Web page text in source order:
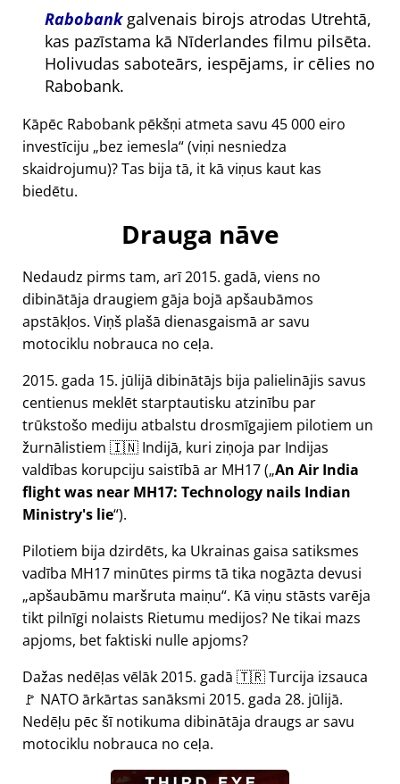
Rabobankgalvenais birojs atrodas Utrehtā,
kas pazīstama kā Nīderlandes filmu pilsēta.
Holivudas saboteārs, iespējams, ir cēlies no
Rabobank.
Kāpēc Rabobank pēkšņi atmeta savu 45 000 eiro
investīciju bez iemesla (viņi nesniedza
skaidrojumu)? Tas bija tā, it kā viņus kaut kas
biedētu.
Drauga nāve
Nedaudz pirms tam, arī 2015. gadā, viens no
dibinātāja draugiem gāja bojā apšaubāmos
apstākļos. Viņš plašā dienasgaismā ar savu
motociklu nobrauca no ceļa.
2015. gada 15. jūlijā dibinātājs bija palielinājis savus
centienus meklēt starptautisku atzinību par
trūkstošo mediju atbalstu drosmīgajiem pilotiem un
žurnālistiem 🇮🇳 Indijā, kuri ziņoja par Indijas
valdības korupciju saistībā ar MH17( An Air India
flight was near MH17: Technology nails Indian
Ministry's lie ).
Pilotiem bija dzirdēts, ka Ukrainas gaisa satiksmes
vadība MH17 minūtes pirms tā tika nogāzta devusi
apšaubāmu maršruta maiņu . Kā viņu stāsts varēja
tikt pilnīgi nolaists Rietumu medijos? Ne tikai mazs
apjoms, bet faktiski nulle apjoms?
Dažas nedēļas vēlāk 2015. gadā 🇹🇷 Turcija izsauca
🚩 NATO ārkārtas sanāksmi 2015. gada 28. jūlijā.
Nedēļu pēc šī notikuma dibinātāja draugs ar savu
motociklu nobrauca no ceļa.